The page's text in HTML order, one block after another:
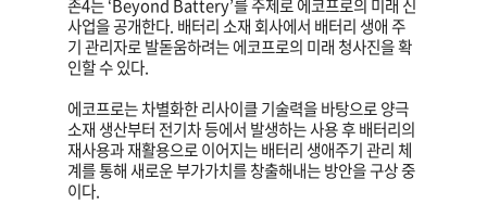
존4는 ‘Beyond Battery’를 주제로 에코프로의 미래 신
사업을 공개한다. 배터리 소재 회사에서 배터리 생애 주
기 관리자로 발돋움하려는 에코프로의 미래 청사진을 확
인할 수 있다.
에코프로는 차별화한 리사이클 기술력을 바탕으로 양극
소재 생산부터 전기차 등에서 발생하는 사용 후 배터리의
재사용과 재활용으로 이어지는 배터리 생애주기 관리 체
계를 통해 새로운 부가가치를 창출해내는 방안을 구상 중
이다.